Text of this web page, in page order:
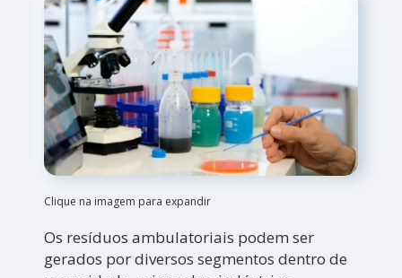
Clique na imagem para expandir
Os resíduos ambulatoriais podem ser
gerados por diversos segmentos dentro de